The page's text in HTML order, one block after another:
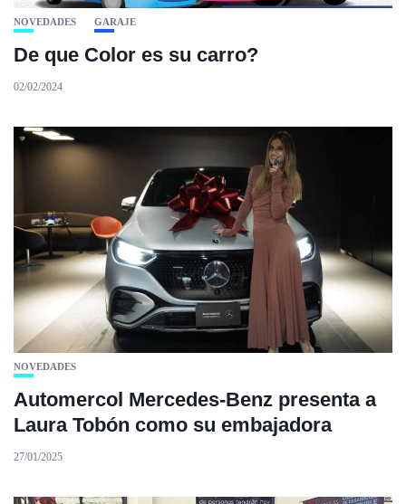
NOVEDADES GARAJE
De que Color es su carro?
02/02/2024
NOVEDADES
Automercol Mercedes-Benz presenta a
Laura Tobón como su embajadora
27/01/2025